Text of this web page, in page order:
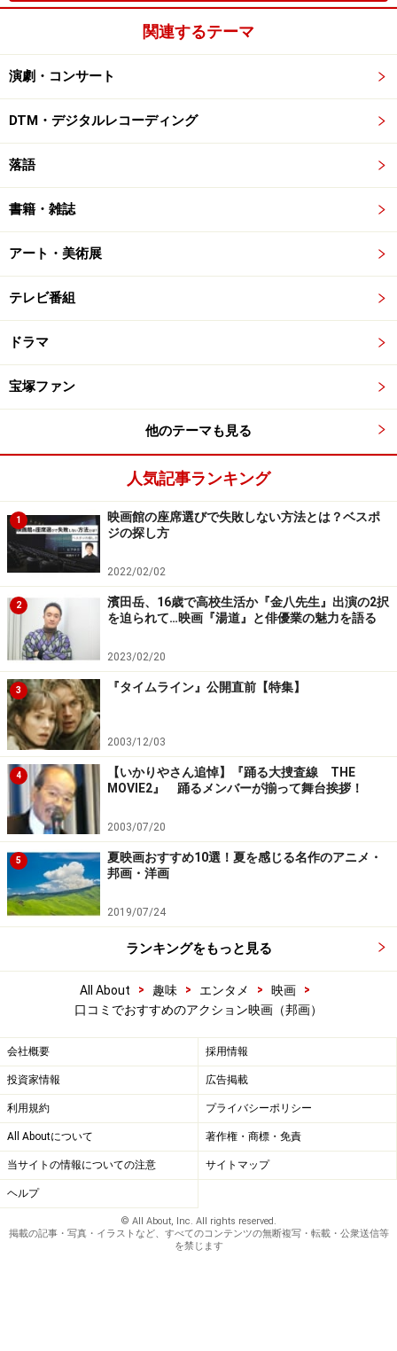
関連するテーマ
演劇・コンサート
DTM・デジタルレコーディング
落語
書籍・雑誌
アート・美術展
テレビ番組
ドラマ
宝塚ファン
他のテーマも見る
人気記事ランキング
1
映画館の座席選びで失敗しない方法とは？ベスポ
ジの探し方
2022/02/02
2
濱田岳、16歳で高校生活か『金八先生』出演の2択
を迫られて…映画『湯道』と俳優業の魅力を語る
2023/02/20
3 『タイムライン』公開直前【特集】
2003/12/03
4
【いかりやさん追悼】『踊る大捜査線 THE
MOVIE2』 踊るメンバーが揃って舞台挨拶！
2003/07/20
5
夏映画おすすめ10選！夏を感じる名作のアニメ・
邦画・洋画
2019/07/24
ランキングをもっと見る
All About > 趣味 > エンタメ > 映画
>
口コミでおすすめのアクション映画（邦画）
会社概要 採用情報
投資家情報 広告掲載
利用規約 プライバシーポリシー
All Aboutについて 著作権・商標・免責
当サイトの情報についての注意 サイトマップ
ヘルプ
© All About, Inc. All rights reserved.
掲載の記事・写真・イラストなど、すべてのコンテンツの無断複写・転載・公衆送信等
を禁じます